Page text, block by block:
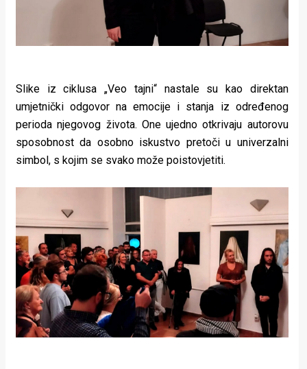
Slike iz ciklusa „Veo tajni“ nastale su kao direktan
umjetnički odgovor na emocije i stanja iz određenog
perioda njegovog života. One ujedno otkrivaju autorovu
sposobnost da osobno iskustvo pretoči u univerzalni
simbol, s kojim se svako može poistovjetiti.